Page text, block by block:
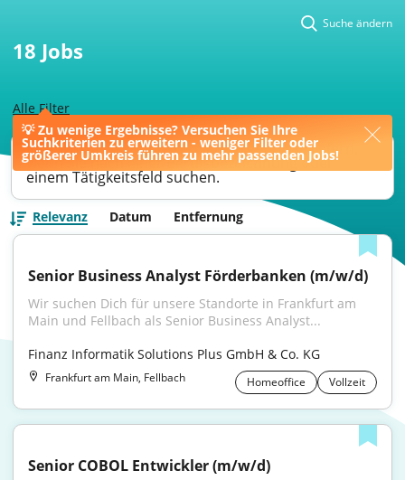
💡 Zu wenige Ergebnisse? Versuchen Sie Ihre
Suchkriterien zu erweitern - weniger Filter oder
größerer Umkreis führen zu mehr passenden Jobs!
Alle Filter
Suche ändern
18 Jobs
Ihre Jobsuche könnte bessere Ergebnisse liefern,
wenn Sie nach einer Berufsbezeichnung oder
einem Tätigkeitsfeld suchen.
Relevanz Datum Entfernung
Senior Business Analyst Förderbanken (m/w/d)
Wir suchen Dich für unsere Standorte in Frankfurt am
Main und Fellbach als Senior Business Analyst...
Finanz Informatik Solutions Plus GmbH & Co. KG
Frankfurt am Main, Fellbach Homeoffice Vollzeit
Senior COBOL Entwickler (m/w/d)